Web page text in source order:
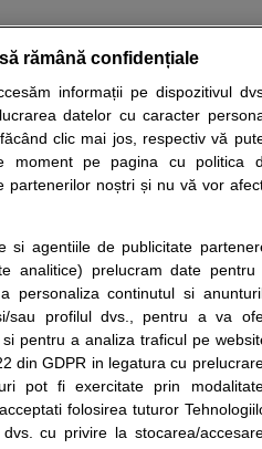
Interpretare analize
sfaturile si orice alte informatii despre
investigatiilor si analizelor medicale.
in sistemul de programari la
si conditii
de
de cookie
Setarile Cookie
Drepturile
Protectia
Solutionarea
Litigiilor
Info
Formulare
Ministerul
© 2005 - 2026
rămână confidențiale
informații pe dispozitivul
datelor cu caracter
clic mai jos, respectiv vă
moment pe pagina cu politica
partenerilor noștri și nu vă vor
si agentiile de publicitate
analitice) prelucram date pentru
personaliza continutul si
sau profilul dvs., pentru a va
pentru a analiza traficul pe
din GDPR in legatura cu
pot fi exercitate prin
folosirea tuturor
cu privire la stocarea/